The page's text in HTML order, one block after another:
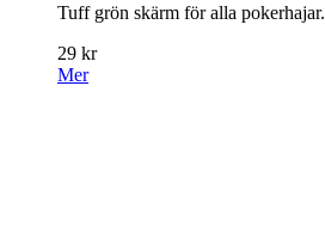
Tuff grön skärm för alla pokerhajar.
29 kr
Mer